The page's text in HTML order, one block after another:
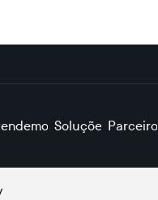
Soluções Parceiros